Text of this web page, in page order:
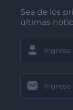
Sea de los
últimas